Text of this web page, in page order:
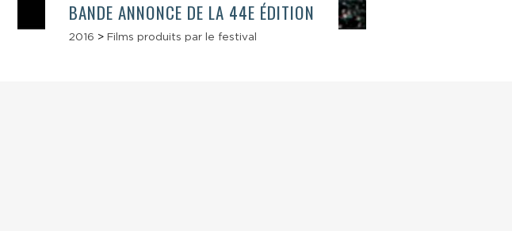
BANDE ANNONCE DE LA 44E ÉDITION
2016 > Films produits par le festival